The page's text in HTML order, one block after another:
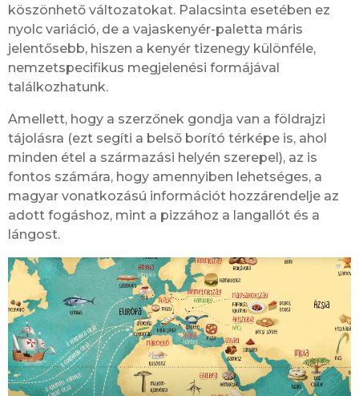
köszönhető változatokat. Palacsinta esetében ez
nyolc variáció, de a vajaskenyér-paletta máris
jelentősebb, hiszen a kenyér tizenegy különféle,
nemzetspecifikus megjelenési formájával
találkozhatunk.
Amellett, hogy a szerzőnek gondja van a földrajzi
tájolásra (ezt segíti a belső borító térképe is, ahol
minden étel a származási helyén szerepel), az is
fontos számára, hogy amennyiben lehetséges, a
magyar vonatkozású információt hozzárendelje az
adott fogáshoz, mint a pizzához a langallót és a
lángost.